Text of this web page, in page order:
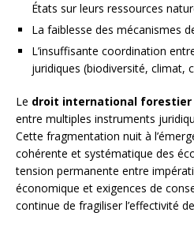
États sur leurs ressources
La faiblesse des mécanismes
L’insuffisante coordination
juridiques (biodiversité, climat,
Le droit international forestier
entre multiples instruments
Cette fragmentation nuit à
cohérente et systématique des
tension permanente entre
économique et exigences de
continue de fragiliser l’effectivité